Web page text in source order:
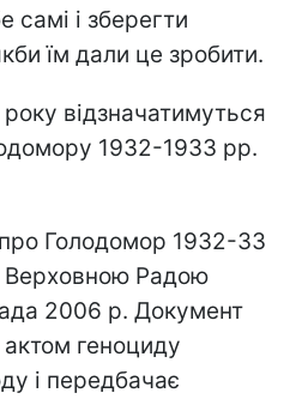
самі і зберегти
їм дали це зробити.
відзначатимуться
1932-1933 рр.
Голодомор 1932-33
Верховною Радою
2006 р. Документ
геноциду
і передбачає